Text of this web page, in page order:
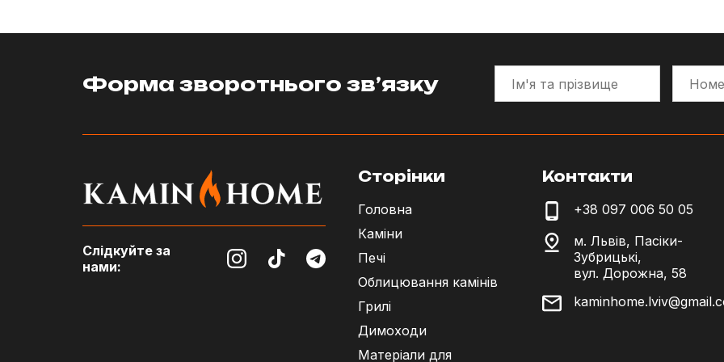
Форма зворотнього зв’язку
Слідкуйте за
нами:
Сторінки
Головна
Каміни
Печі
Облицювання камінів
Грилі
Димоходи
Матеріали для
Контакти
+38 097 006 50 05
м. Львів, Пасіки-
Зубрицькі,
вул. Дорожна, 58